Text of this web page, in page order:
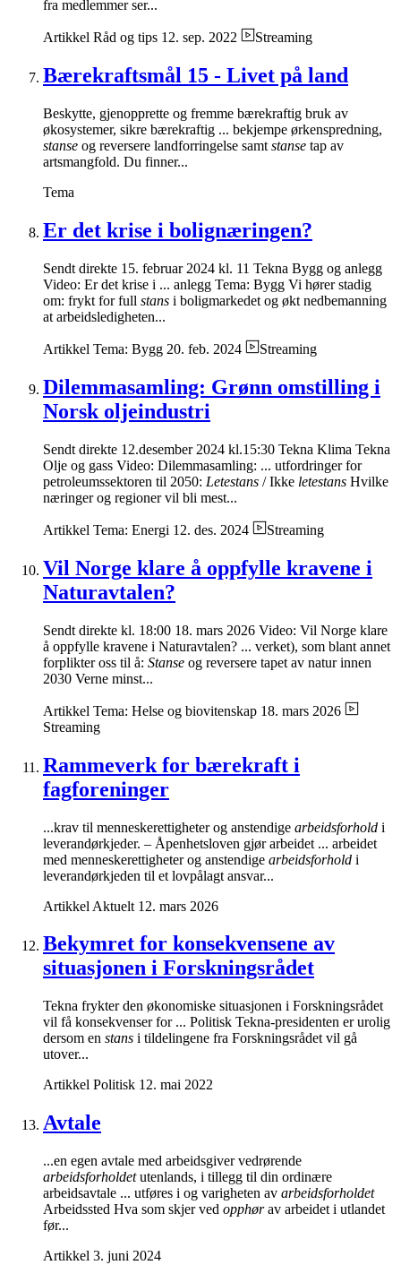
fra medlemmer ser...
Artikkel Råd og tips 12. sep. 2022 Streaming
Bærekraftsmål 15 - Livet på land
Beskytte, gjenopprette og fremme bærekraftig bruk av
økosystemer, sikre bærekraftig ... bekjempe ørkenspredning,
stanse og reversere landforringelse samt stanse tap av
artsmangfold. Du finner...
Tema
Er det krise i bolignæringen?
Sendt direkte 15. februar 2024 kl. 11 Tekna Bygg og anlegg
Video: Er det krise i ... anlegg Tema: Bygg Vi hører stadig
om: frykt for full stans i boligmarkedet og økt nedbemanning
at arbeidsledigheten...
Artikkel Tema: Bygg 20. feb. 2024 Streaming
Dilemmasamling: Grønn omstilling i
Norsk oljeindustri
Sendt direkte 12.desember 2024 kl.15:30 Tekna Klima Tekna
Olje og gass Video: Dilemmasamling: ... utfordringer for
petroleumssektoren til 2050: Letestans / Ikke letestans Hvilke
næringer og regioner vil bli mest...
Artikkel Tema: Energi 12. des. 2024 Streaming
Vil Norge klare å oppfylle kravene i
Naturavtalen?
Sendt direkte kl. 18:00 18. mars 2026 Video: Vil Norge klare
å oppfylle kravene i Naturavtalen? ... verket), som blant annet
forplikter oss til å: Stanse og reversere tapet av natur innen
2030 Verne minst...
Artikkel Tema: Helse og biovitenskap 18. mars 2026
Streaming
Rammeverk for bærekraft i
fagforeninger
...krav til menneskerettigheter og anstendige arbeidsforhold i
leverandørkjeder. – Åpenhetsloven gjør arbeidet ... arbeidet
med menneskerettigheter og anstendige arbeidsforhold i
leverandørkjeden til et lovpålagt ansvar...
Artikkel Aktuelt 12. mars 2026
Bekymret for konsekvensene av
situasjonen i Forskningsrådet
Tekna frykter den økonomiske situasjonen i Forskningsrådet
vil få konsekvenser for ... Politisk Tekna-presidenten er urolig
dersom en stans i tildelingene fra Forskningsrådet vil gå
utover...
Artikkel Politisk 12. mai 2022
Avtale
...en egen avtale med arbeidsgiver vedrørende
arbeidsforholdetutenlands, i tillegg til din ordinære
arbeidsavtale ... utføres i og varigheten av arbeidsforholdet
Arbeidssted Hva som skjer ved opphørav arbeidet i utlandet
før...
Artikkel 3. juni 2024